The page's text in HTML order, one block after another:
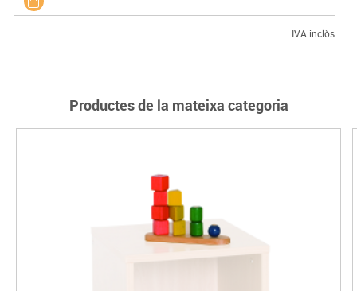
IVA inclòs
Productes de la mateixa categoria